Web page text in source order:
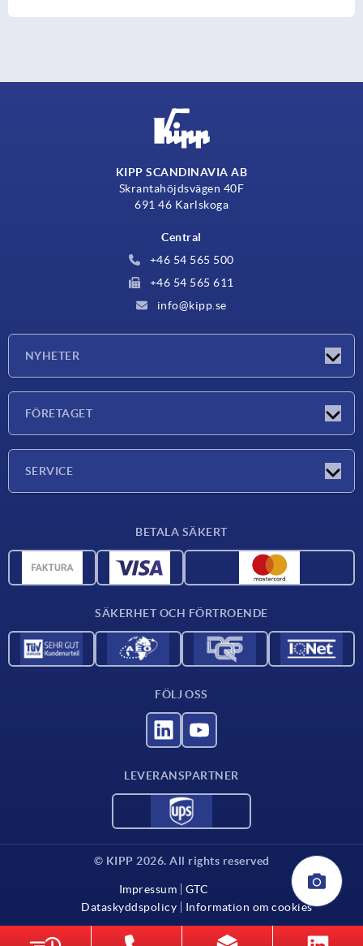
KIPP SCANDINAVIA AB
Skrantahöjdsvägen 40F
691 46 Karlskoga
Central
+46 54 565 500
+46 54 565 611
info@kipp.se
NYHETER
FÖRETAGET
SERVICE
CAD-data
BETALA SÄKERT
SÄKERHET OCH FÖRTROENDE
FÖLJ OSS
LEVERANSPARTNER
© KIPP 2026. All rights reserved
Impressum
GTC
Dataskyddspolicy
Information om cookies